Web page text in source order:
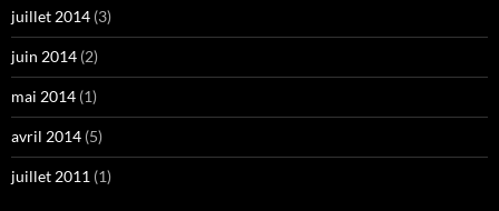
juillet 2014 (3)
juin 2014 (2)
mai 2014 (1)
avril 2014 (5)
juillet 2011 (1)